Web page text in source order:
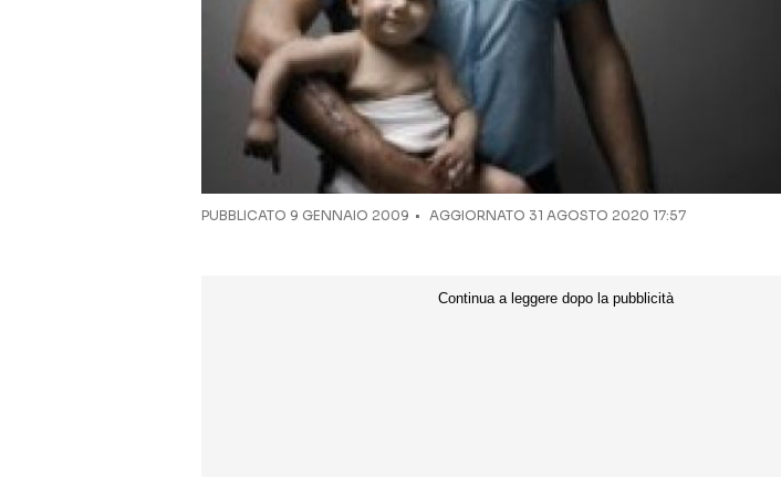
PUBBLICATO 9 GENNAIO 2009 AGGIORNATO 31 AGOSTO 2020 17:57